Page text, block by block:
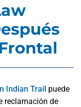
Indian Trail puede
reclamación de